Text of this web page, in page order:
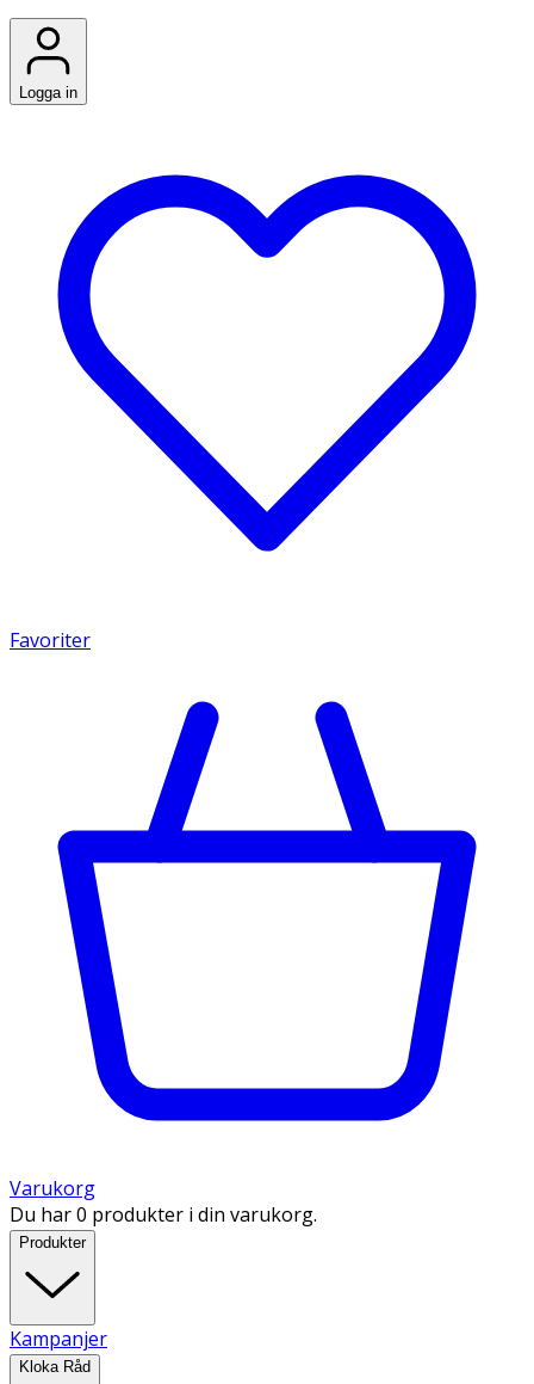
Logga in
Favoriter
Varukorg
Du har 0 produkter i din varukorg.
Produkter
Kampanjer
Kloka Råd